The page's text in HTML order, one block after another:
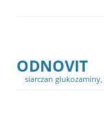
ODNOVIT
siarczan glukozaminy